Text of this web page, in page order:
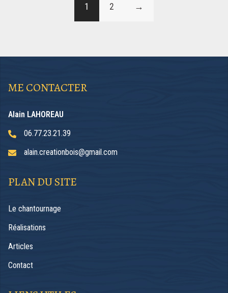
1 2 →
ME CONTACTER
Alain LAHOREAU
06.77.23.21.39
alain.creationbois@gmail.com
PLAN DU SITE
Le chantournage
Réalisations
Articles
Contact